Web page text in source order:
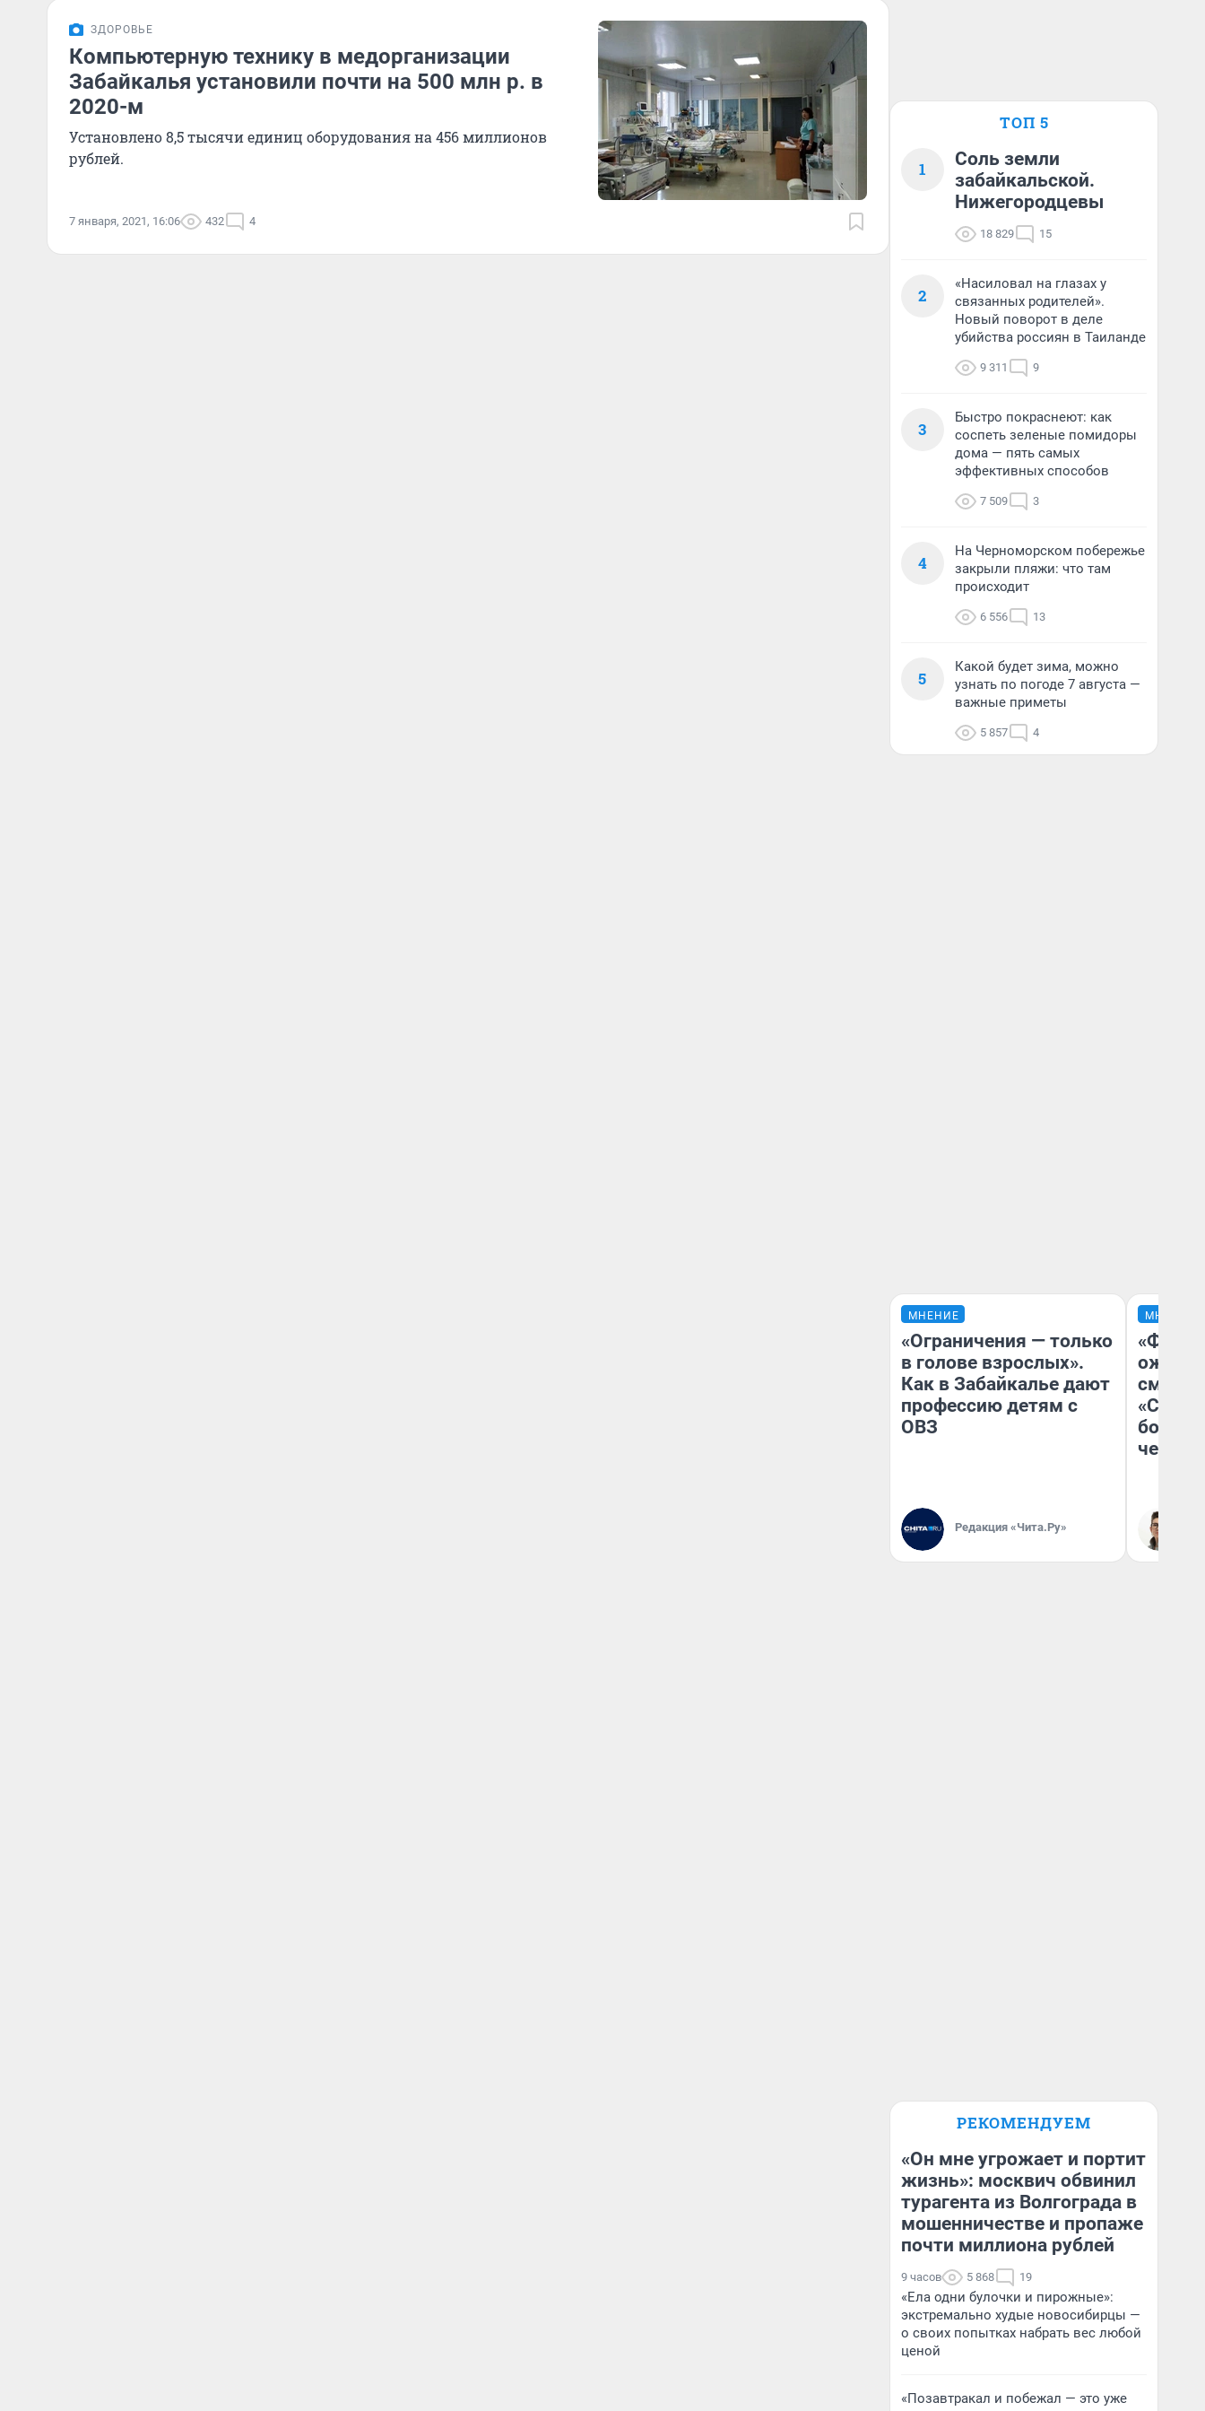
ЗДОРОВЬЕ
Компьютерную технику в медорганизации
Забайкалья установили почти на 500 млн р. в
2020-м
Установлено 8,5 тысячи единиц оборудования на 456 миллионов
рублей.
7 января, 2021, 16:06 432 4
ТОП 5
1
Соль земли
забайкальской.
Нижегородцевы
18 829 15
2
«Насиловал на глазах у
связанных родителей».
Новый поворот в деле
убийства россиян в Таиланде
9 311 9
3
Быстро покраснеют: как
соспеть зеленые помидоры
дома — пять самых
эффективных способов
7 509 3
4
На Черноморском побережье
закрыли пляжи: что там
происходит
6 556 13
5
Какой будет зима, можно
узнать по погоде 7 августа —
важные приметы
5 857 4
МНЕНИЕ
«Ограничения — только
в голове взрослых».
Как в Забайкалье дают
профессию детям с
ОВЗ
Редакция «Чита.Ру»
МНЕНИЕ
РЕКОМЕНДУЕМ
«Он мне угрожает и портит
жизнь»: москвич обвинил
турагента из Волгограда в
мошенничестве и пропаже
почти миллиона рублей
9 часов 5 868 19
«Ела одни булочки и пирожные»:
экстремально худые новосибирцы —
о своих попытках набрать вес любой
ценой
«Позавтракал и побежал — это уже